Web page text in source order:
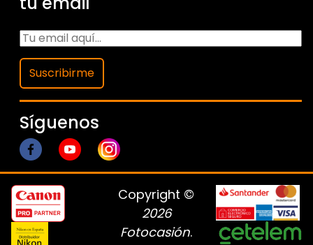
Suscribirme
Síguenos
Copyright ©
2026
Fotocasión.